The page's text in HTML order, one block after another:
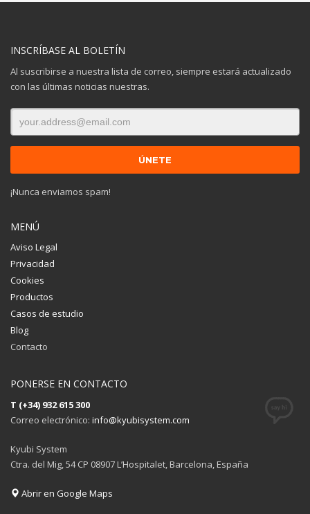
INSCRÍBASE AL BOLETÍN
Al suscribirse a nuestra lista de correo, siempre estará actualizado
con las últimas noticias nuestras.
¡Nunca enviamos spam!
MENÚ
Aviso Legal
Privacidad
Cookies
Productos
Casos de estudio
Blog
Contacto
PONERSE EN CONTACTO
T (+34) 932 615 300
Correo electrónico: info@kyubisystem.com
Kyubi System
Ctra. del Mig, 54 CP 08907 L’Hospitalet, Barcelona, España
Abrir en Google Maps